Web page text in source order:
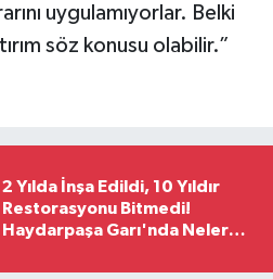
uygulamıyorlar. Belki
söz konusu olabilir.”
2 Yılda İnşa Edildi, 10 Yıldır
Restorasyonu Bitmedi!
Haydarpaşa Garı'nda Neler